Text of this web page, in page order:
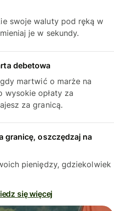
swoje waluty pod ręką w
je w sekundy.
debetowa
martwić o marże na
wysokie opłaty za
za granicą.
granicę, oszczędzaj na
pieniędzy, gdziekolwiek
się więcej